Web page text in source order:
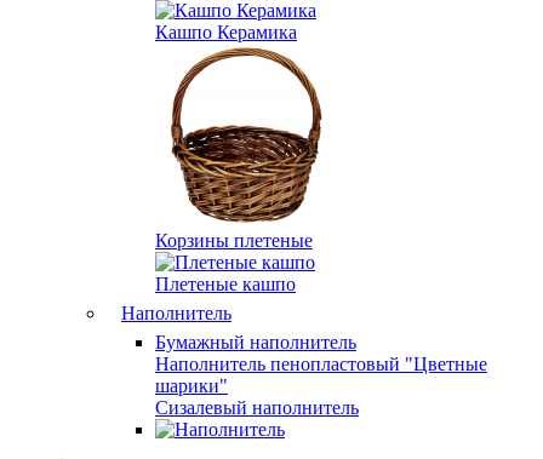
Кашпо Керамика
Корзины плетеные
Плетеные кашпо
Наполнитель
Бумажный наполнитель
Наполнитель пенопластовый "Цветные
шарики"
Сизалевый наполнитель